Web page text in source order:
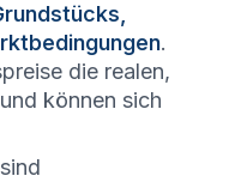
.
die realen,
können sich